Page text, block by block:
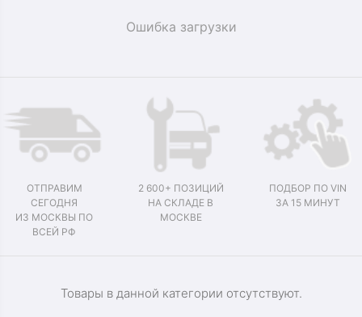
Ошибка загрузки
ОТПРАВИМ
СЕГОДНЯ
ИЗ МОСКВЫ ПО
ВСЕЙ РФ
2 600+ ПОЗИЦИЙ
НА СКЛАДЕ В
МОСКВЕ
ПОДБОР ПО VIN
ЗА 15 МИНУТ
Товары в данной категории отсутствуют.